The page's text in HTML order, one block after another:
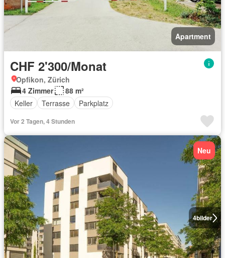
Apartment
CHF 2'300/Monat
Opfikon, Zürich
4 Zimmer
88 m²
Keller
Terrasse Parkplatz
Vor 2 Tagen, 4 Stunden
4bilder
Neu